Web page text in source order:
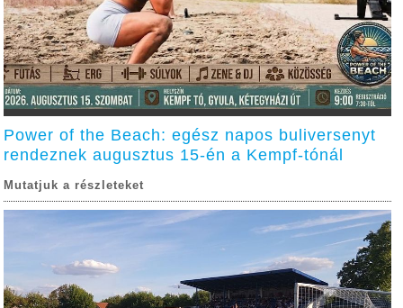
Power of the Beach: egész napos buliversenyt
rendeznek augusztus 15-én a Kempf-tónál
Mutatjuk a részleteket